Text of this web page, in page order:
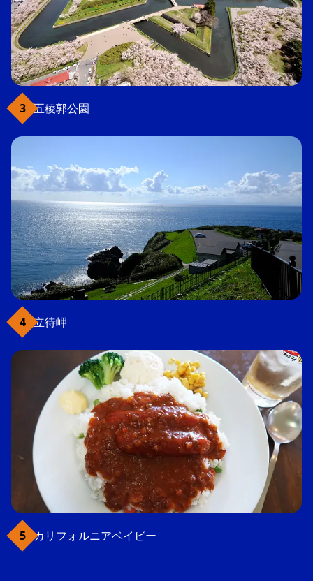
五稜郭公園
立待岬
カリフォルニアベイビー